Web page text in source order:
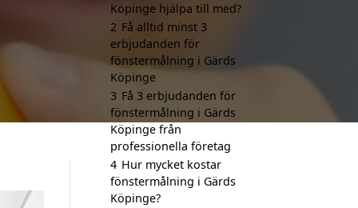
Köpinge hjälpa till med?
2 Få alltid minst 3
erbjudanden för
fönstermålning i Gärds
Köpinge
3 Få 3 erbjudanden för
fönstermålning i Gärds
Köpinge från
professionella företag
4 Hur mycket kostar
fönstermålning i Gärds
Köpinge?